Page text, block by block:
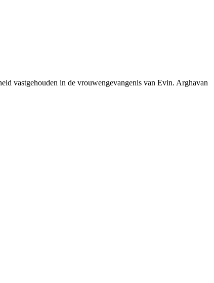
vastgehouden in de vrouwengevangenis van Evin. Arghavan